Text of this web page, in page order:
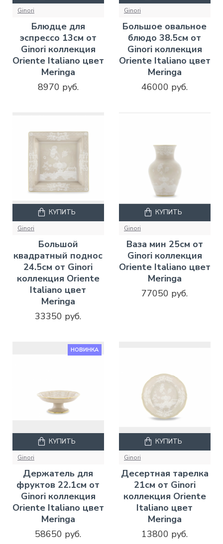
Ginori
Блюдце для
эспрессо 13см от
Ginori коллекция
Oriente Italiano цвет
Meringa
8970 руб.
Ginori
Большое овальное
блюдо 38.5см от
Ginori коллекция
Oriente Italiano цвет
Meringa
46000 руб.
Ginori
Большой
квадратный поднос
24.5см от Ginori
коллекция Oriente
Italiano цвет
Meringa
33350 руб.
КУПИТЬ
Ginori
Ваза мин 25см от
Ginori коллекция
Oriente Italiano цвет
Meringa
77050 руб.
КУПИТЬ
НОВИНКА
Ginori
Держатель для
фруктов 22.1см от
Ginori коллекция
Oriente Italiano цвет
Meringa
58650 руб.
КУПИТЬ
Ginori
Десертная тарелка
21см от Ginori
коллекция Oriente
Italiano цвет
Meringa
13800 руб.
КУПИТЬ